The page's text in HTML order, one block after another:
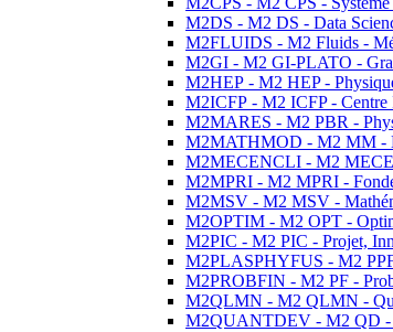
M2DS - M2 DS - Data
M2FLUIDS - M2 Fluids -
M2GI - M2 GI-PLATO -
M2HEP - M2 HEP -
M2ICFP - M2 ICFP - Centre
M2MARES - M2 PBR -
M2MATHMOD - M2 MM -
M2MECENCLI - M2
M2MPRI - M2 MPRI -
M2MSV - M2 MSV -
M2OPTIM - M2 OPT -
M2PIC - M2 PIC - Projet,
M2PLASPHYFUS - M2 PPF
M2PROBFIN - M2 PF -
M2QLMN - M2 QLMN -
M2QUANTDEV - M2 QD -